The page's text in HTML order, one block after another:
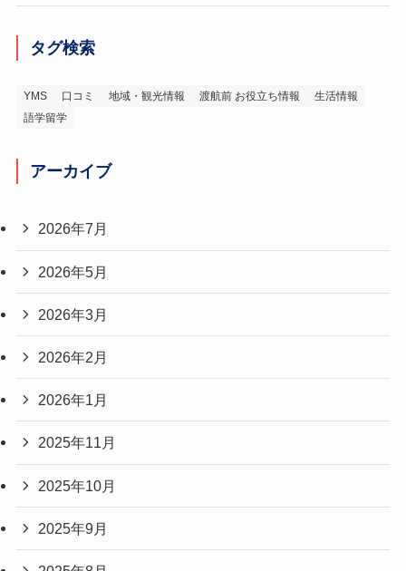
タグ検索
YMS 口コミ 地域・観光情報 渡航前 お役立ち情報
生活情報
語学留学
アーカイブ
2026年7月
2026年5月
2026年3月
2026年2月
2026年1月
2025年11月
2025年10月
2025年9月